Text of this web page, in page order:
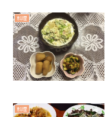
料理
料理